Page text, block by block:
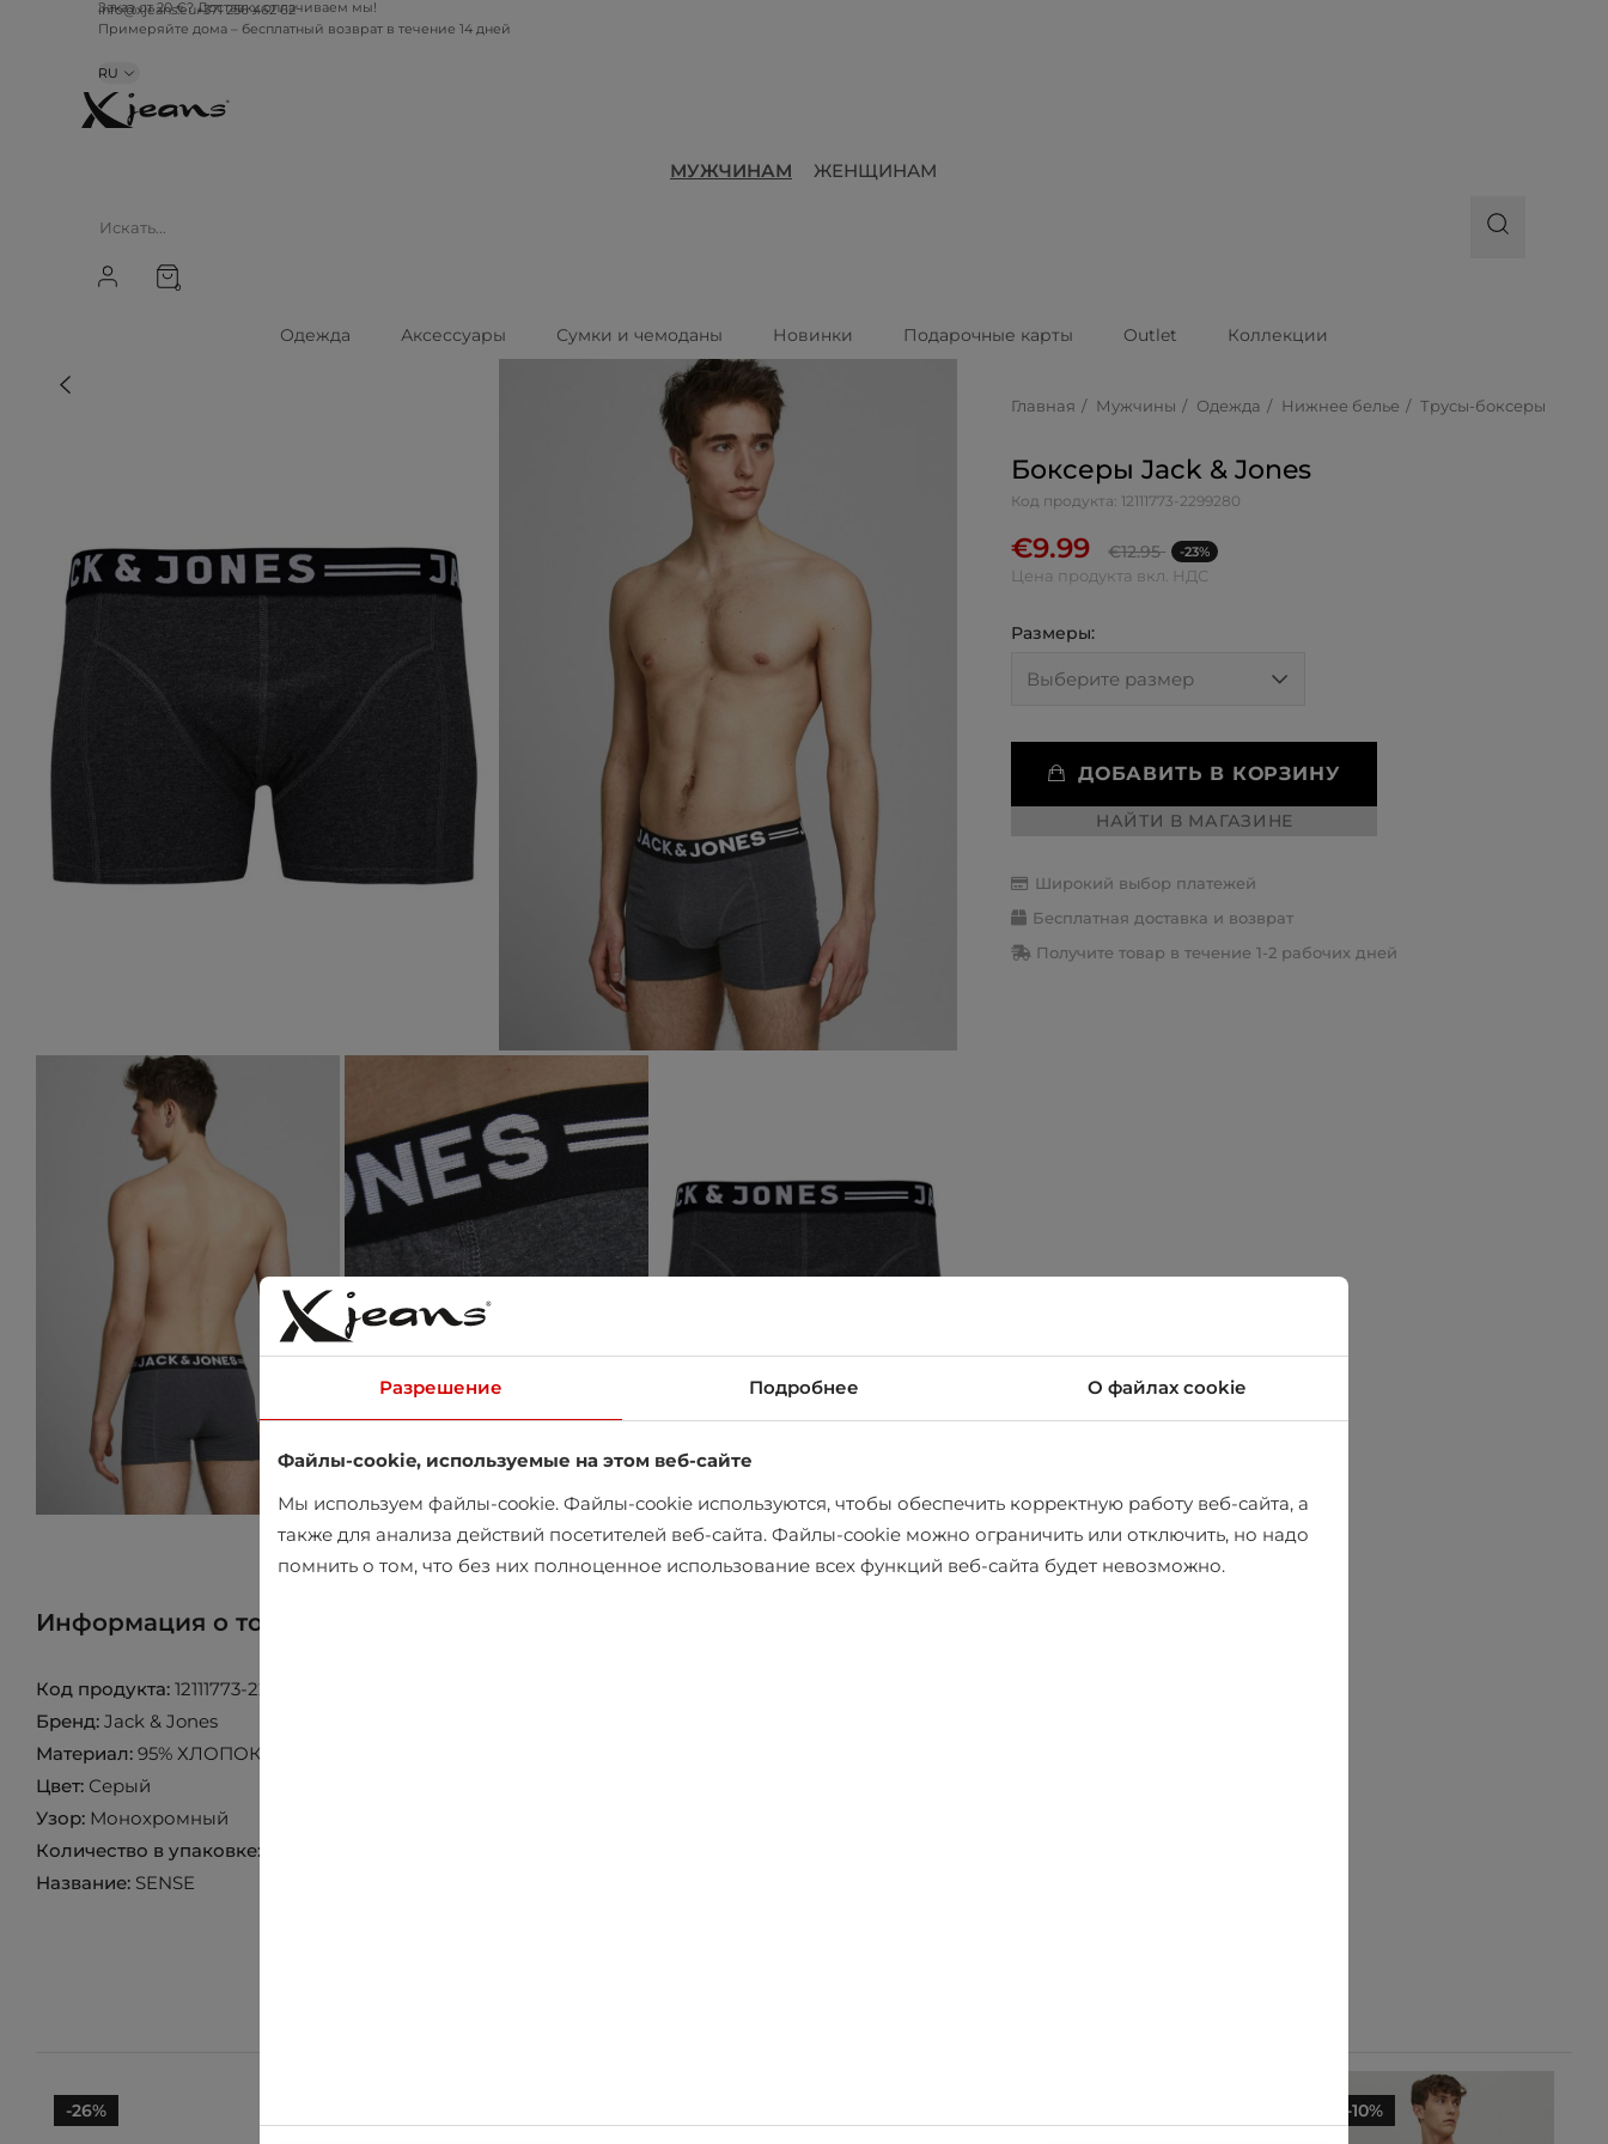
info@xjeans.eu+371 256 462 62
Заказ от 20 €? Доставку оплачиваем мы!
Примеряйте дома – бесплатный возврат в течение 14 дней
RU
МУЖЧИНАМ ЖЕНЩИНАМ
0
Одежда Аксессуары Сумки и чемоданы Новинки Подарочные карты Outlet Коллекции
Главная Мужчины Одежда Нижнее белье Трусы-боксеры
Боксеры Jack & Jones
Код продукта: 12111773-2299280
€9.99 €12.95 -23%
Цена продукта вкл. НДС
Размеры:
ДОБАВИТЬ В КОРЗИНУ
НАЙТИ В МАГАЗИНЕ
Широкий выбор платежей
Бесплатная доставка и возврат
Получите товар в течение 1-2 рабочих дней
Информация о товаре
Код продукта: 12111773-2299280
Бренд: Jack & Jones
Материал: 95% ХЛОПОК 5% ЭЛАСТАН
Цвет: Серый
Узор: Монохромный
Количество в упаковке:
Название: SENSE
-10%
-26%
Разрешение Подробнее О файлах cookie
Файлы-cookie, используемые на этом веб-сайте
Мы используем файлы-cookie. Файлы-cookie используются, чтобы обеспечить корректную работу веб-сайта, а
также для анализа действий посетителей веб-сайта. Файлы-cookie можно ограничить или отключить, но надо
помнить о том, что без них полноценное использование всех функций веб-сайта будет невозможно.